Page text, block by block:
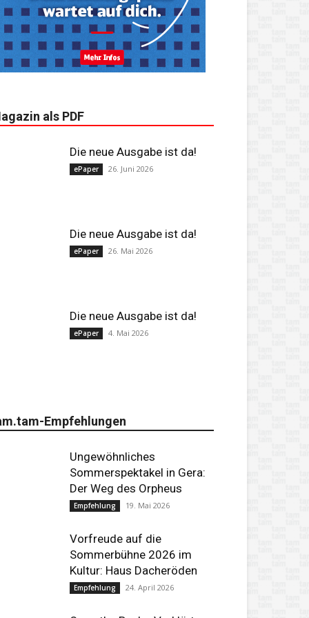
als PDF
Die neue Ausgabe ist da!
ePaper 26. Juni 2026
Die neue Ausgabe ist da!
ePaper 26. Mai 2026
Die neue Ausgabe ist da!
ePaper 4. Mai 2026
Empfehlungen
Ungewöhnliches
Sommerspektakel in Gera:
Der Weg des Orpheus
Empfehlung 19. Mai 2026
Vorfreude auf die
Sommerbühne 2026 im
Kultur: Haus Dacheröden
Empfehlung 24. April 2026